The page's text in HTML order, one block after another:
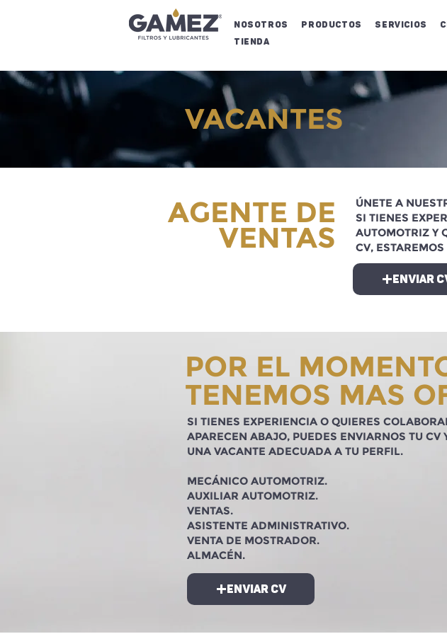
NOSOTROS Productos Servicios
Tienda
VACANTES
AGENTE DE
VENTAS
ÚNETE A
SI TIENES
AUTOMOTRIZ Y
CV,
ENVIAR
POR EL
TENEMOS MAS
SI TIENES EXPERIENCIA O QUIERES
APARECEN ABAJO, PUEDES ENVIARNOS TU
UNA VACANTE ADECUADA A TU PERFIL.
MECÁNICO AUTOMOTRIZ.
AUXILIAR AUTOMOTRIZ.
VENTAS.
ASISTENTE ADMINISTRATIVO.
VENTA DE MOSTRADOR.
ALMACÉN.
ENVIAR CV